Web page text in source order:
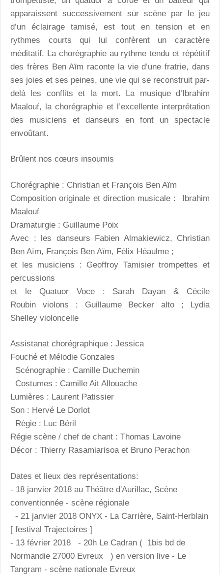
apparaissent successivement sur scène par le jeu
d’un éclairage tamisé, est tout en tension et en
rythmes courts qui lui confèrent un caractère
méditatif. La chorégraphie au rythme tendu et répétitif
des frères Ben Aïm raconte la vie d’une fratrie, dans
ses joies et ses peines, une vie qui se reconstruit par-
delà les conflits et la mort. La musique d’Ibrahim
Maalouf, la chorégraphie et l’excellente interprétation
des musiciens et danseurs en font un spectacle
envoûtant.
Brûlent nos cœurs insoumis
Chorégraphie : Christian et François Ben Aïm
Composition originale et direction musicale : Ibrahim
Maalouf
Dramaturgie : Guillaume Poix
Avec : les danseurs Fabien Almakiewicz, Christian
Ben Aïm, François Ben Aïm, Félix Héaulme ;
et les musiciens : Geoffroy Tamisier trompettes et
percussions
et le Quatuor Voce : Sarah Dayan & Cécile
Roubin violons ; Guillaume Becker alto ; Lydia
Shelley violoncelle
Assistanat chorégraphique : Jessica
Fouché et Mélodie Gonzales
Scénographie : Camille Duchemin
Costumes : Camille Ait Allouache
Lumières : Laurent Patissier
Son : Hervé Le Dorlot
Régie : Luc Béril
Régie scène / chef de chant : Thomas Lavoine
Décor : Thierry Rasamiarisoa et Bruno Perachon
Dates et lieux des représentations:
- 18 janvier 2018 au Théâtre d'Aurillac, Scène
conventionnée - scène régionale
- 21 janvier 2018 ONYX - La Carrière, Saint-Herblain
[ festival Trajectoires ]
- 13 février 2018 - 20h Le Cadran ( 1bis bd de
Normandie 27000 Evreux ) en version live - Le
Tangram - scène nationale Evreux